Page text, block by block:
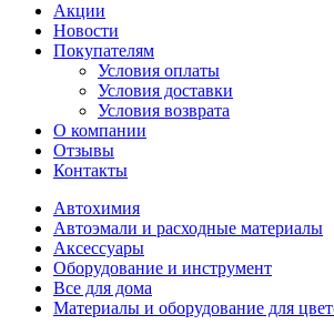
Акции
Новости
Покупателям
Условия оплаты
Условия доставки
Условия возврата
О компании
Отзывы
Контакты
Автохимия
Автоэмали и расходные материалы
Аксессуары
Оборудование и инструмент
Все для дома
Материалы и оборудование для